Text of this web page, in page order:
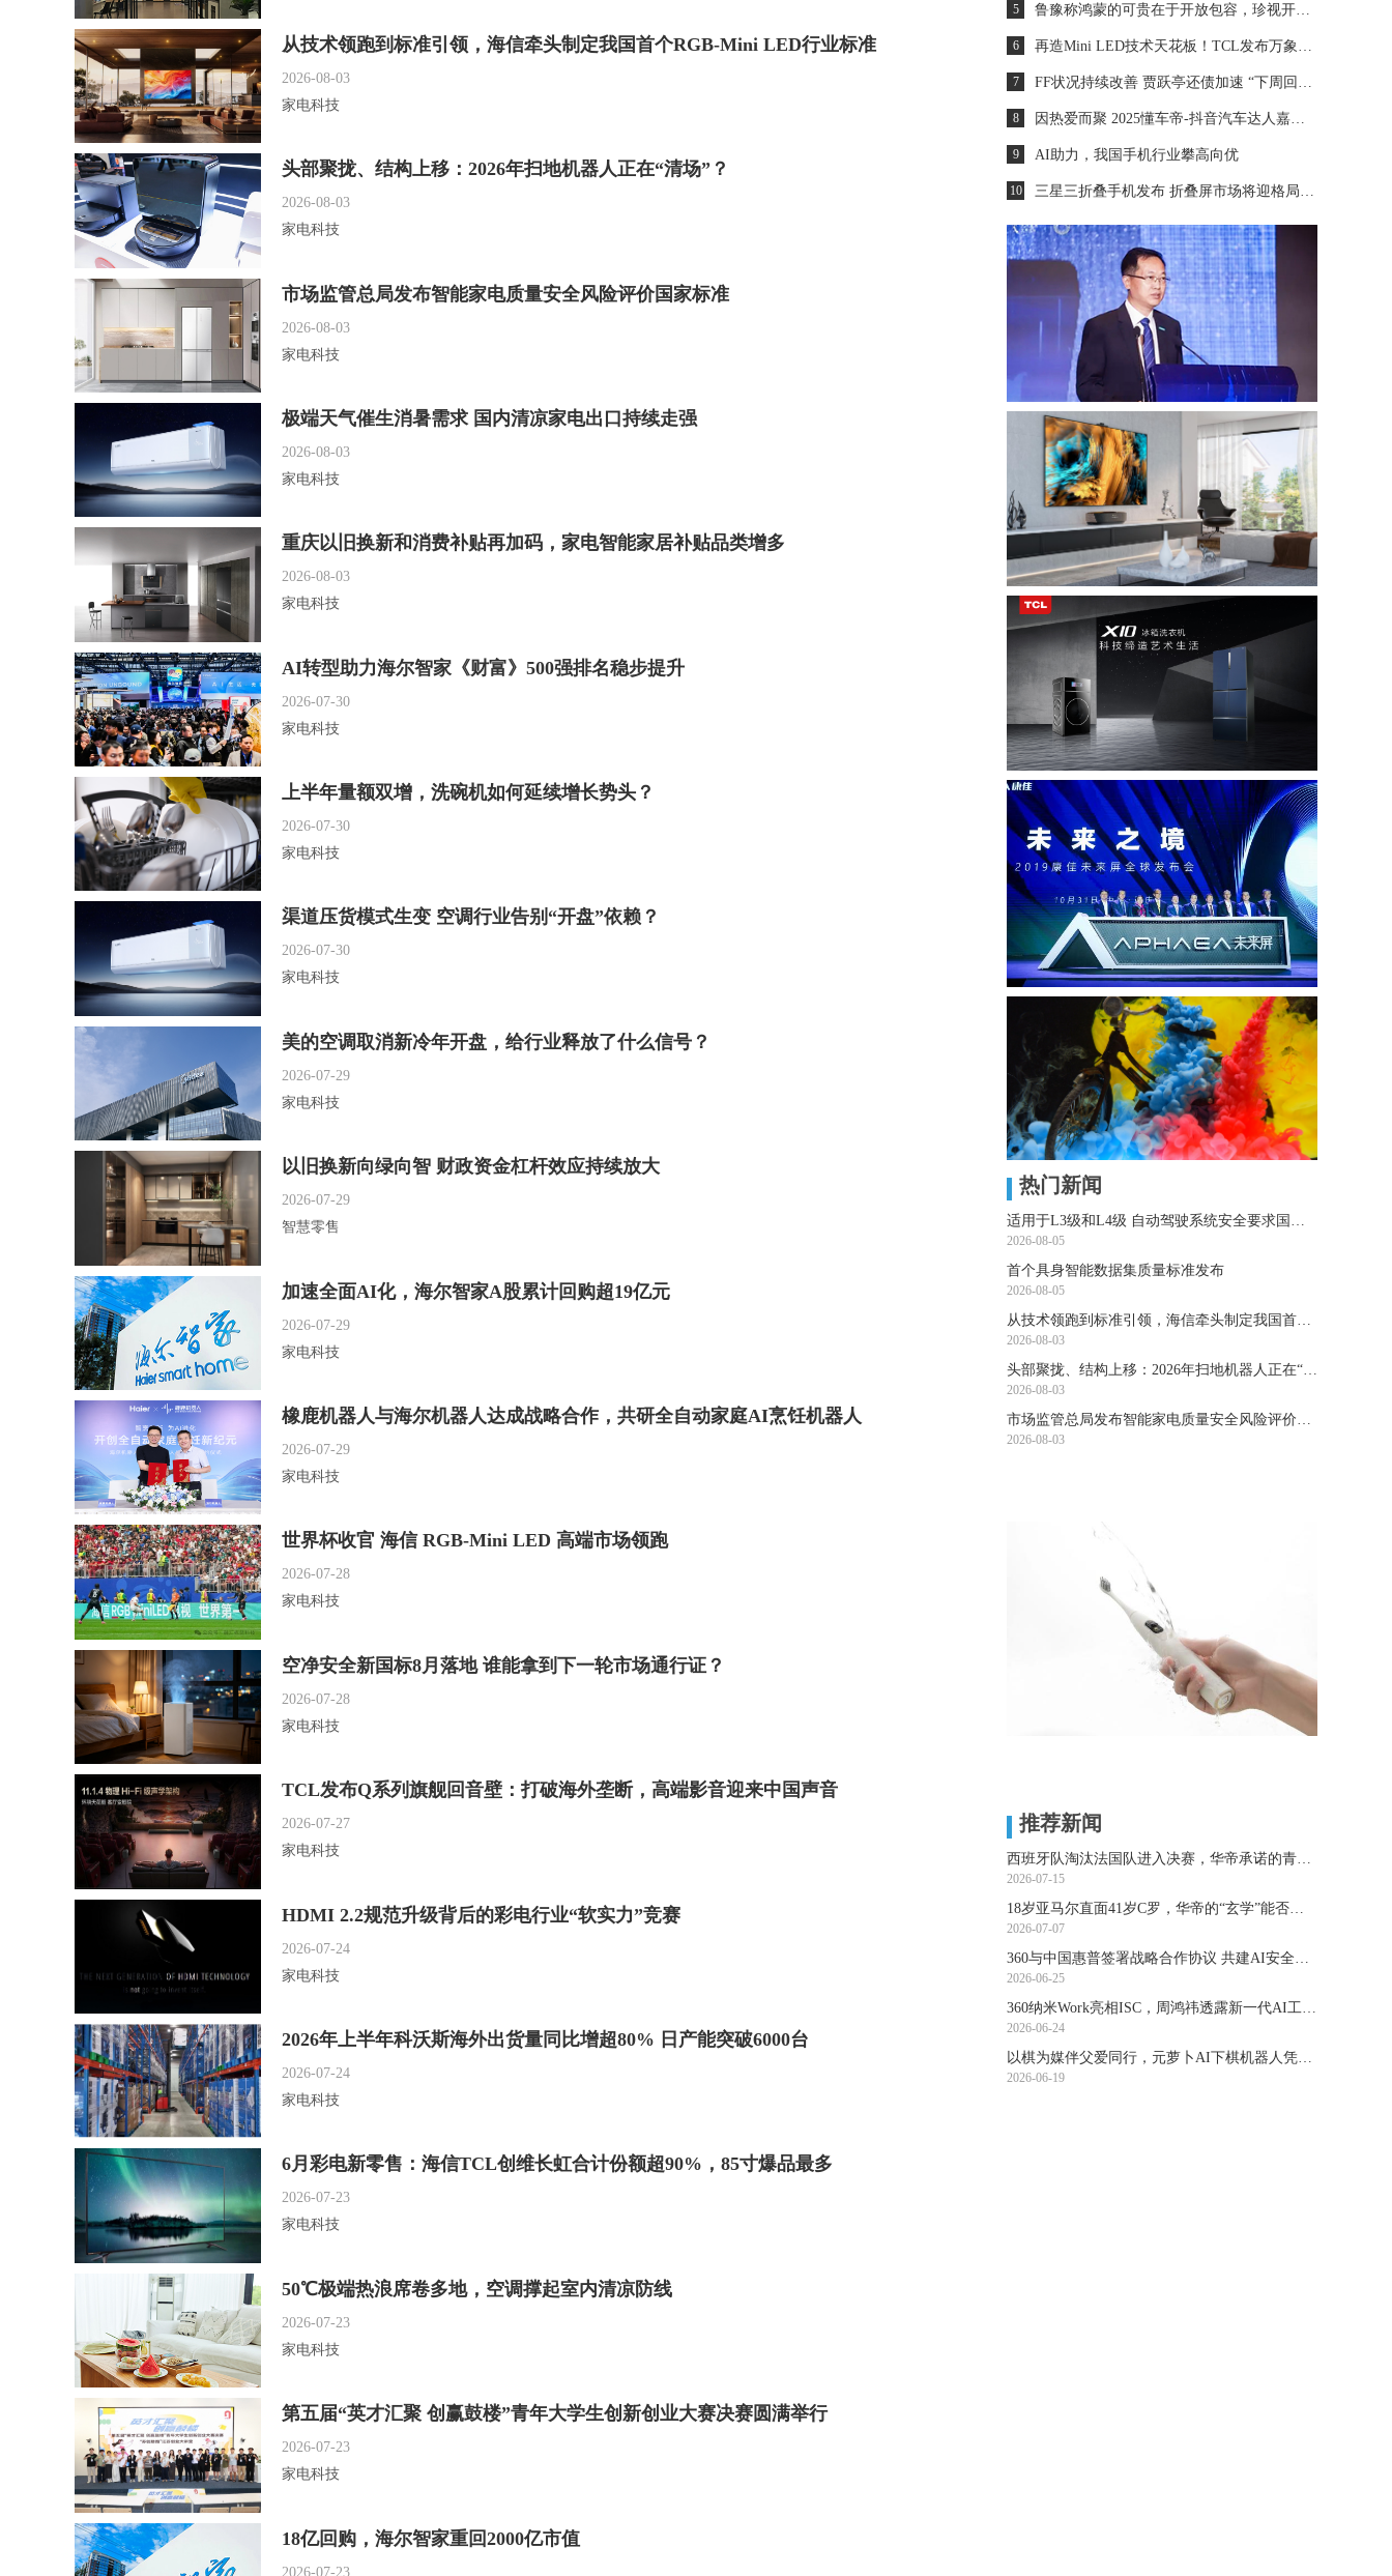
5
6
7
8
9 AI助力，我国手机行业攀高向优
10
热门新闻
适用于L3级和L4级 自动驾驶系统安全要求国标发布
2026-08-05
首个具身智能数据集质量标准发布
2026-08-05
从技术领跑到标准引领，海信牵头制定我国首个RGB-Mini LED行业标准
2026-08-03
头部聚拢、结构上移：2026年扫地机器人正在“清场”？
2026-08-03
市场监管总局发布智能家电质量安全风险评价国家标准
2026-08-03
从技术领跑到标准引领，海信牵头制定我国首个RGB-Mini LED行业标准
2026-08-03
家电科技
头部聚拢、结构上移：2026年扫地机器人正在“清场”？
2026-08-03
家电科技
市场监管总局发布智能家电质量安全风险评价国家标准
2026-08-03
家电科技
极端天气催生消暑需求 国内清凉家电出口持续走强
2026-08-03
家电科技
重庆以旧换新和消费补贴再加码，家电智能家居补贴品类增多
2026-08-03
家电科技
AI转型助力海尔智家《财富》500强排名稳步提升
2026-07-30
家电科技
上半年量额双增，洗碗机如何延续增长势头？
2026-07-30
家电科技
渠道压货模式生变 空调行业告别“开盘”依赖？
2026-07-30
家电科技
美的空调取消新冷年开盘，给行业释放了什么信号？
2026-07-29
家电科技
以旧换新向绿向智 财政资金杠杆效应持续放大
2026-07-29
智慧零售
加速全面AI化，海尔智家A股累计回购超19亿元
2026-07-29
家电科技
橡鹿机器人与海尔机器人达成战略合作，共研全自动家庭AI烹饪机器人
2026-07-29
家电科技
世界杯收官 海信 RGB-Mini LED 高端市场领跑
2026-07-28
家电科技
空净安全新国标8月落地 谁能拿到下一轮市场通行证？
2026-07-28
家电科技
TCL发布Q系列旗舰回音壁：打破海外垄断，高端影音迎来中国声音
2026-07-27
家电科技
HDMI 2.2规范升级背后的彩电行业“软实力”竞赛
2026-07-24
家电科技
2026年上半年科沃斯海外出货量同比增超80% 日产能突破6000台
2026-07-24
家电科技
6月彩电新零售：海信TCL创维长虹合计份额超90%，85寸爆品最多
2026-07-23
家电科技
50℃极端热浪席卷多地，空调撑起室内清凉防线
2026-07-23
家电科技
第五届“英才汇聚 创赢鼓楼”青年大学生创新创业大赛决赛圆满举行
2026-07-23
家电科技
18亿回购，海尔智家重回2000亿市值
2026-07-23